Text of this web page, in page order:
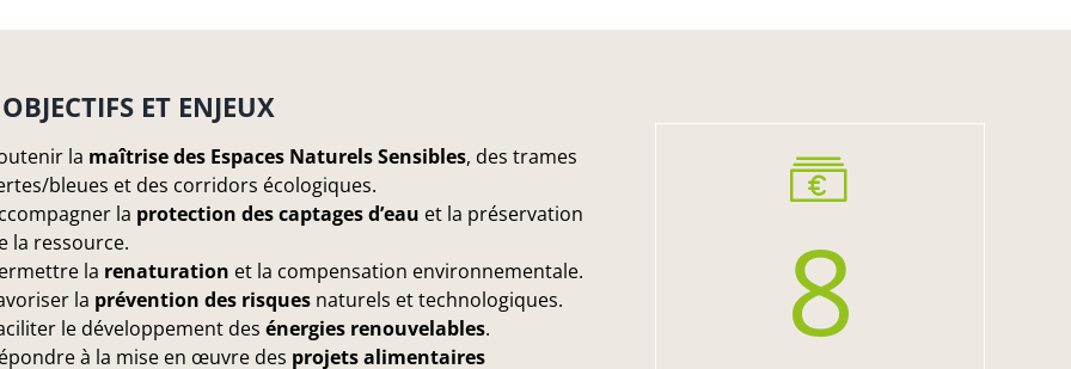
ET ENJEUX
la maîtrise des Espaces Naturels Sensibles, des trames
bleues et des corridors écologiques.
la protection des captages d’eau et la préservation
la ressource.
la renaturation et la compensation environnementale.
la prévention des risques naturels et technologiques.
le développement des énergies renouvelables.
à la mise en œuvre des projets alimentaires
8